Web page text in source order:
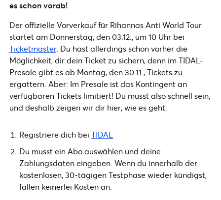
es schon vorab!
Der offizielle Vorverkauf für Rihannas Anti World Tour
startet am Donnerstag, den 03.12., um 10 Uhr bei
Ticketmaster. Du hast allerdings schon vorher die
Möglichkeit, dir dein Ticket zu sichern, denn im TIDAL-
Presale gibt es ab Montag, den 30.11., Tickets zu
ergattern. Aber: Im Presale ist das Kontingent an
verfügbaren Tickets limitiert! Du musst also schnell sein,
und deshalb zeigen wir dir hier, wie es geht:
Registriere dich bei TIDAL
Du musst ein Abo auswählen und deine
Zahlungsdaten eingeben. Wenn du innerhalb der
kostenlosen, 30-tägigen Testphase wieder kündigst,
fallen keinerlei Kosten an.